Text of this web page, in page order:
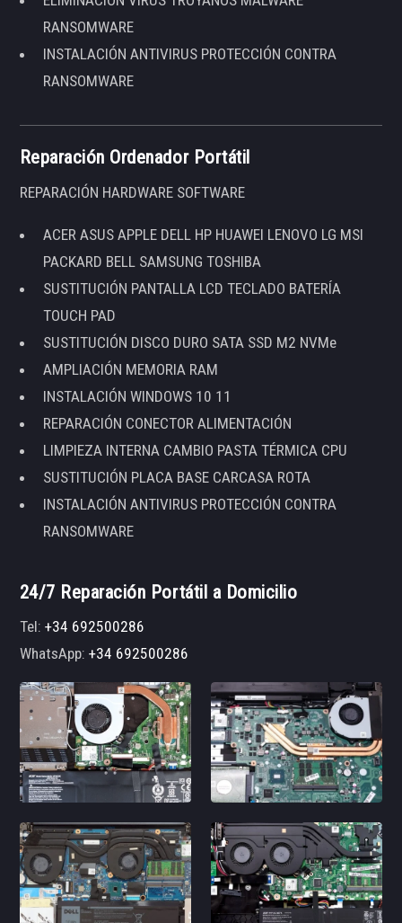
RANSOMWARE
INSTALACIÓN ANTIVIRUS PROTECCIÓN CONTRA
RANSOMWARE
Reparación Ordenador Portátil
REPARACIÓN HARDWARE SOFTWARE
ACER ASUS APPLE DELL HP HUAWEI LENOVO LG MSI
PACKARD BELL SAMSUNG TOSHIBA
SUSTITUCIÓN PANTALLA LCD TECLADO BATERÍA
TOUCH PAD
SUSTITUCIÓN DISCO DURO SATA SSD M2 NVMe
AMPLIACIÓN MEMORIA RAM
INSTALACIÓN WINDOWS 10 11
REPARACIÓN CONECTOR ALIMENTACIÓN
LIMPIEZA INTERNA CAMBIO PASTA TÉRMICA CPU
SUSTITUCIÓN PLACA BASE CARCASA ROTA
INSTALACIÓN ANTIVIRUS PROTECCIÓN CONTRA
RANSOMWARE
24/7 Reparación Portátil a Domicilio
Tel:+34 692500286
WhatsApp:+34 692500286